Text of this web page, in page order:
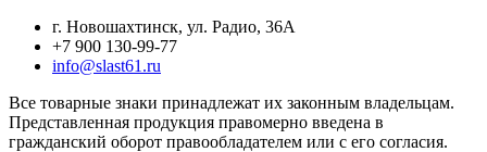
г. Новошахтинск, ул. Радио, 36А
+7 900 130-99-77
info@slast61.ru
Все товарные знаки принадлежат их законным владельцам.
Представленная продукция правомерно введена в
гражданский оборот правообладателем или с его согласия.